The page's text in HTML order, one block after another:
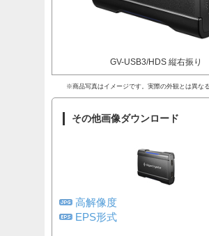
GV-USB3/HDS 縦右振り
※商品写真はイメージです。実際の外観とは異な
その他画像ダウンロード
高解像度
EPS形式